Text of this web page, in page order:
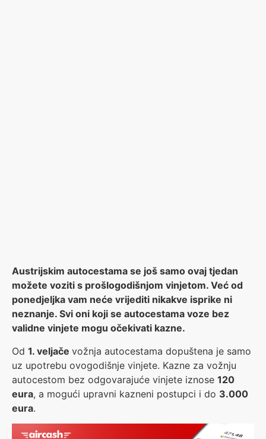
Austrijskim autocestama se još samo ovaj tjedan
možete voziti s prošlogodišnjom vinjetom. Već od
ponedjeljka vam neće vrijediti nikakve isprike ni
neznanje. Svi oni koji se autocestama voze bez
validne vinjete mogu očekivati kazne.
Od 1. veljače vožnja autocestama dopuštena je samo
uz upotrebu ovogodišnje vinjete. Kazne za vožnju
autocestom bez odgovarajuće vinjete iznose 120
eura, a mogući upravni kazneni postupci i do 3.000
eura.